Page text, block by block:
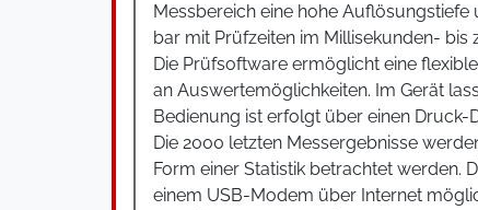
Messbereich eine hohe
bar mit Prüfzeiten im Millisekunden- bis
Die Prüfsoftware ermöglicht eine
an Auswertemöglichkeiten. Im Gerät
Bedienung ist erfolgt über einen Druck-
Die 2000 letzten Messergebnisse
Form einer Statistik betrachtet werden.
einem USB-Modem über Internet